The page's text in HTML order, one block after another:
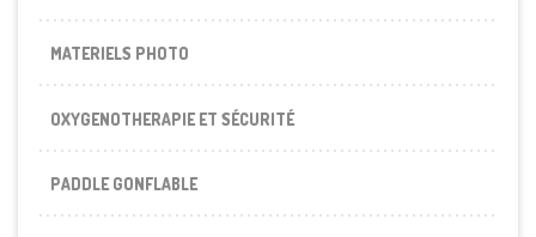
MATERIELS PHOTO
OXYGENOTHERAPIE ET SÉCURITÉ
PADDLE GONFLABLE